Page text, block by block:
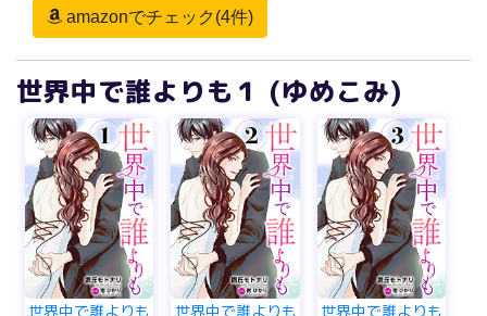
amazonでチェック(4件)
世界中で誰よりも１ (ゆめこみ)
世界中で誰よりも
世界中で誰よりも
世界中で誰よりも